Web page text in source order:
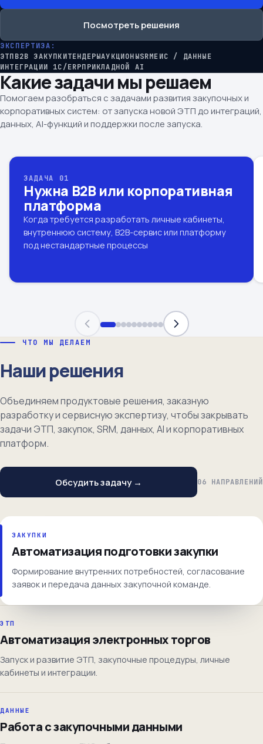
Посмотреть решения
ЭКСПЕРТИЗА:
ЭТПB2B ЗАКУПКИТЕНДЕРЫАУКЦИОНЫSRMЕИС / ДАННЫЕ
ИНТЕГРАЦИИ 1C/ERPПРИКЛАДНОЙ AI
Какие задачи мы решаем
Помогаем разобраться с задачами развития закупочных и
корпоративных систем: от запуска новой ЭТП до интеграций,
данных, AI-функций и поддержки после запуска.
ЗАДАЧА 01
Нужна B2B или корпоративная
платформа
Когда требуется разработать личные кабинеты,
внутреннюю систему, B2B-сервис или платформу
под нестандартные процессы
ЧТО МЫ ДЕЛАЕМ
Наши решения
Объединяем продуктовые решения, заказную
разработку и сервисную экспертизу, чтобы закрывать
задачи ЭТП, закупок, SRM, данных, AI и корпоративных
платформ.
Обсудить задачу → 06 НАПРАВЛЕНИЙ
ЗАКУПКИ
Автоматизация подготовки закупки
Формирование внутренних потребностей, согласование
заявок и передача данных закупочной команде.
ЭТП
Автоматизация электронных торгов
Запуск и развитие ЭТП, закупочные процедуры, личные
кабинеты и интеграции.
ДАННЫЕ
Работа с закупочными данными